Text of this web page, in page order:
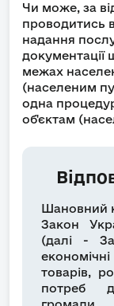
Чи може, за
проводитись
надання
документації
межах
(населеним
одна
об'єктам
Шановний
Закон
(далі -
товарів,
потреб